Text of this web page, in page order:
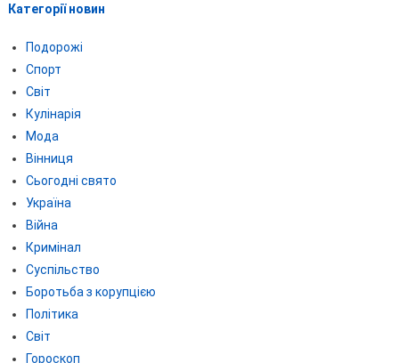
Категорії новин
Подорожі
Спорт
Світ
Кулінарія
Мода
Вінниця
Сьогодні свято
Україна
Війна
Кримінал
Суспільство
Боротьба з корупцією
Політика
Світ
Гороскоп